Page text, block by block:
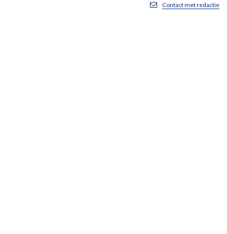
Contact met redactie